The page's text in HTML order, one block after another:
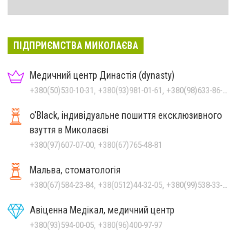
ПІДПРИЄМСТВА МИКОЛАЄВА
Медичний центр Династія (dynasty)
o'Black, індивідуальне пошиття ексклюзивного
взуття в Миколаєві
+380(97)607-07-00, +380(67)765-48-81
Мальва, стоматологія
Авіценна Медікал, медичний центр
+380(93)594-00-05, +380(96)400-97-97